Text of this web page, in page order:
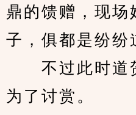
鼎的馈赠，现场
子，俱都是纷纷
不过此时道
为了讨赏。